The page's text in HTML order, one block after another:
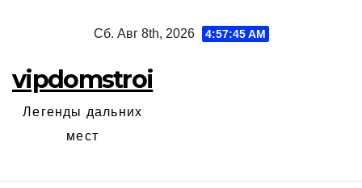
Сб. Авг 8th, 2026 4:57:46 AM
vipdomstroi
Легенды дальних
мест